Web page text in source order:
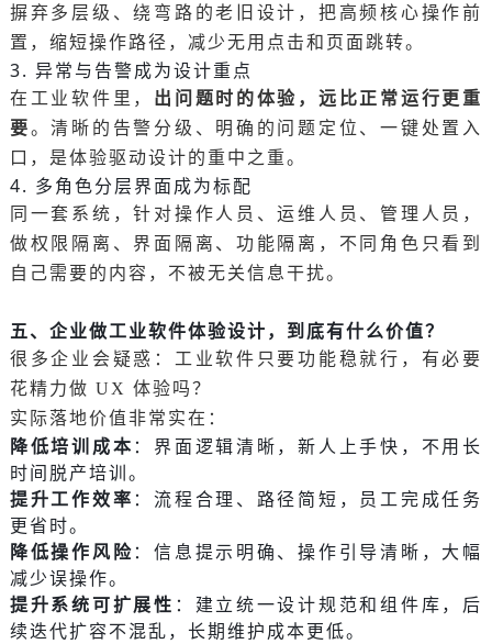
摒弃多层级、绕弯路的老旧设计，把高频核心操作前
置，缩短操作路径，减少无用点击和页面跳转。
3. 异常与告警成为设计重点
在工业软件里， 出问题时的体验，远比正常运行更重
要。清晰的告警分级、明确的问题定位、一键处置入
口，是体验驱动设计的重中之重。
4. 多角色分层界面成为标配
同一套系统，针对操作人员、运维人员、管理人员，
做权限隔离、界面隔离、功能隔离，不同角色只看到
自己需要的内容，不被无关信息干扰。
五、企业做工业软件体验设计，到底有什么价值？
很多企业会疑惑：工业软件只要功能稳就行，有必要
花精力做 UX 体验吗？
实际落地价值非常实在：
降低培训成本 ：界面逻辑清晰，新人上手快，不用长
时间脱产培训。
提升工作效率 ：流程合理、路径简短，员工完成任务
更省时。
降低操作风险：信息提示明确、操作引导清晰，大幅
减少误操作。
提升系统可扩展性 ：建立统一设计规范和组件库，后
续迭代扩容不混乱，长期维护成本更低。